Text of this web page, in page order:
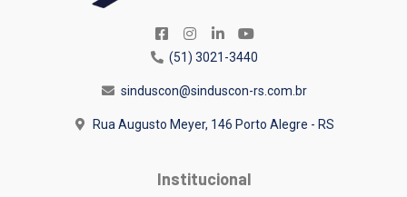
(51) 3021-3440
sinduscon@sinduscon-rs.com.br
Rua Augusto Meyer, 146 Porto Alegre - RS
Institucional